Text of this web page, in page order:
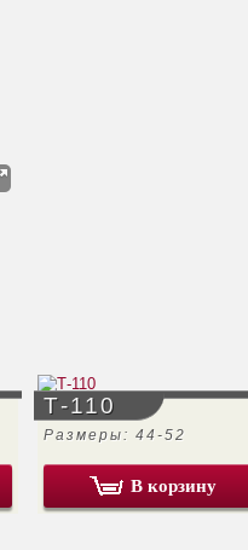
Т-110
Размеры: 44-52
В корзину